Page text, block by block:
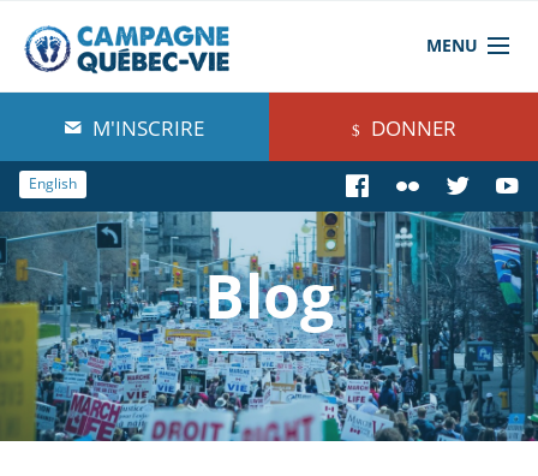
MENU
À propos de nous
Blog
Comprendre
Agir
Boutique
M'INSCRIRE DONNER
English
Blog